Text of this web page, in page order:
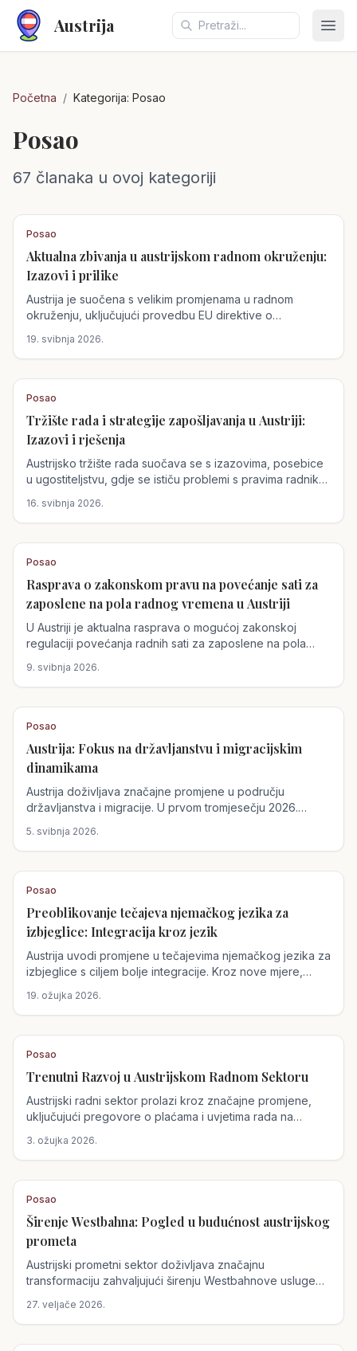
Austrija
Početna / Kategorija: Posao
Posao
67 članaka u ovoj kategoriji
Posao
Aktualna zbivanja u austrijskom radnom okruženju:
Izazovi i prilike
Austrija je suočena s velikim promjenama u radnom
okruženju, uključujući provedbu EU direktive o
porezne olakšice za radnike. Ove promjene predstavljaju
izazove, ali i prilike za austrijske poslodavce i radnike.
19. svibnja 2026.
Posao
Tržište rada i strategije zapošljavanja u Austriji:
Izazovi i rješenja
Austrijsko tržište rada suočava se s izazovima, posebice
u ugostiteljstvu, gdje se ističu problemi s pravima radnika i
poticanje zapošljavanja starijih radnika kroz porezne
olakšice.
16. svibnja 2026.
Posao
Rasprava o zakonskom pravu na povećanje sati za
zaposlene na pola radnog vremena u Austriji
U Austriji je aktualna rasprava o mogućoj zakonskoj
regulaciji povećanja radnih sati za zaposlene na pola
Schumann, predložila je inicijativu koja bi omogućila tim
radnicima jasno definirano pravo na povećanje radnih
sati.
9. svibnja 2026.
Posao
Austrija: Fokus na državljanstvu i migracijskim
dinamikama
Austrija doživljava značajne promjene u području
državljanstva i migracije. U prvom tromjesečju 2026.
21,2%, što ukazuje na rastuću politiku integracije.
5. svibnja 2026.
Posao
Preoblikovanje tečajeva njemačkog jezika za
izbjeglice: Integracija kroz jezik
Austrija uvodi promjene u tečajevima njemačkog jezika za
izbjeglice s ciljem bolje integracije. Kroz nove mjere,
olakšati sudjelovanje i ubrzati integracija.
19. ožujka 2026.
Posao
Trenutni Razvoj u Austrijskom Radnom Sektoru
Austrijski radni sektor prolazi kroz značajne promjene,
uključujući pregovore o plaćama i uvjetima rada na
zakona o radu na daljinu.
3. ožujka 2026.
Posao
Širenje Westbahna: Pogled u budućnost austrijskog
prometa
Austrijski prometni sektor doživljava značajnu
transformaciju zahvaljujući širenju Westbahnove usluge
poboljšati povezanost unutar zemlje nego i stvoriti 100
novih radnih mjesta.
27. veljače 2026.